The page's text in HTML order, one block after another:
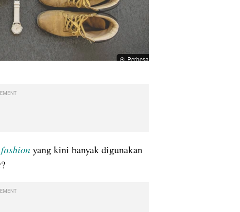
Perbesar
fashion yang kini banyak digunakan
?